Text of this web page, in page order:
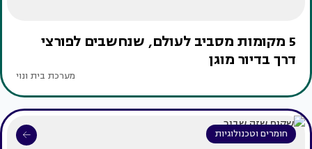
5 מקומות מסביב לעולם, שנחשבים לפורצי
דרך בדיור מוגן
מערכת בית ונוי
חומרים וטכנולוגיות